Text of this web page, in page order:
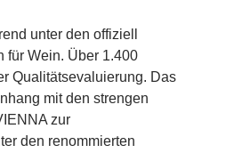
unter den offiziell
für Wein. Über 1.400
Qualitätsevaluierung. Das
mit den strengen
zur
den renommierten